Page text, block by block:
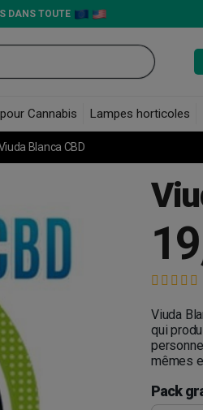
DANS TOUTE
Cannabis Lampes horticoles
Blanca CBD
19
Viuda
qui
mêmes
Pack